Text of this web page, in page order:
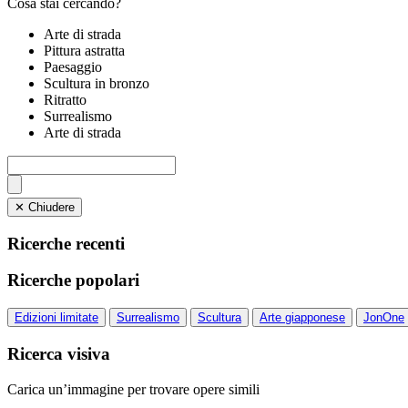
Cosa stai cercando?
Arte di strada
Pittura astratta
Paesaggio
Scultura in bronzo
Ritratto
Surrealismo
Arte di strada
✕ Chiudere
Ricerche recenti
Ricerche popolari
Edizioni limitate Surrealismo Scultura Arte giapponese JonOne
Ricerca visiva
Carica un’immagine per trovare opere simili